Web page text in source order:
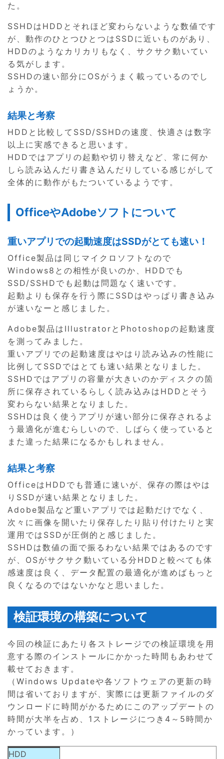
た。
SSHDはHDDとそれほど変わらないような数値です
が、動作のひとつひとつはSSDに近いものがあり、
HDDのようなカリカリもなく、サクサク動いてい
る気がします。
SSHDの速い部分にOSがうまく載っているのでし
ょうか。
結果と考察
HDDと比較してSSD/SSHDの速度、快適さは数字
以上に実感できると思います。
HDDではアプリの起動や切り替えなど、常に何か
しら読み込んだり書き込んだりしている感じがして
全体的に動作がもたついているようです。
OfficeやAdobeソフトについて
重いアプリでの起動速度はSSDがとても速い！
Office製品は同じマイクロソフトなので
Windows8との相性が良いのか、HDDでも
SSD/SSHDでも起動は問題なく速いです。
起動よりも保存を行う際にSSDはやっぱり書き込み
が速いなーと感じました。
Adobe製品はIllustratorとPhotoshopの起動速度
を測ってみました。
重いアプリでの起動速度はやはり読み込みの性能に
比例してSSDではとても速い結果となりました。
SSHDではアプリの容量が大きいのかディスクの箇
所に保存されているらしく読み込みはHDDとそう
変わらない結果となりました。
SSHDは良く使うアプリが速い部分に保存されるよ
う最適化が進むらしいので、しばらく使っていると
また違った結果になるかもしれません。
結果と考察
OfficeはHDDでも普通に速いが、保存の際はやは
りSSDが速い結果となりました。
Adobe製品など重いアプリでは起動だけでなく、
次々に画像を開いたり保存したり貼り付けたりと実
運用ではSSDが圧倒的と感じました。
SSHDは数値の面で振るわない結果ではあるのです
が、OSがサクサク動いている分HDDと較べても体
感速度は良く、データ配置の最適化が進めばもっと
良くなるのではないかなと思いました。
検証環境の構築について
今回の検証にあたり各ストレージでの検証環境を用
意する際のインストールにかかった時間もあわせて
載せておきます。
（Windows Updateや各ソフトウェアの更新の時
間は省いておりますが、実際には更新ファイルのダ
ウンロードに時間がかるためにこのアップデートの
時間が大半を占め、1ストレージにつき4～5時間か
かっています。）
HDD